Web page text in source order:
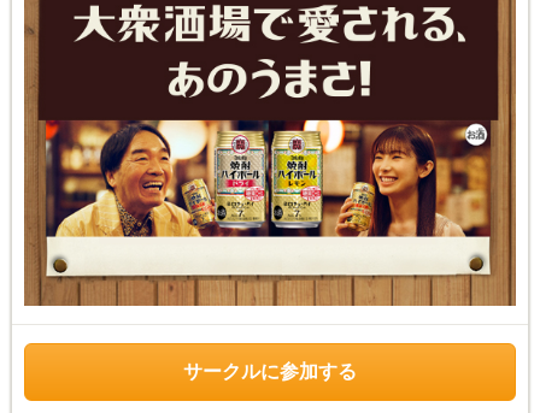
サークルに参加する